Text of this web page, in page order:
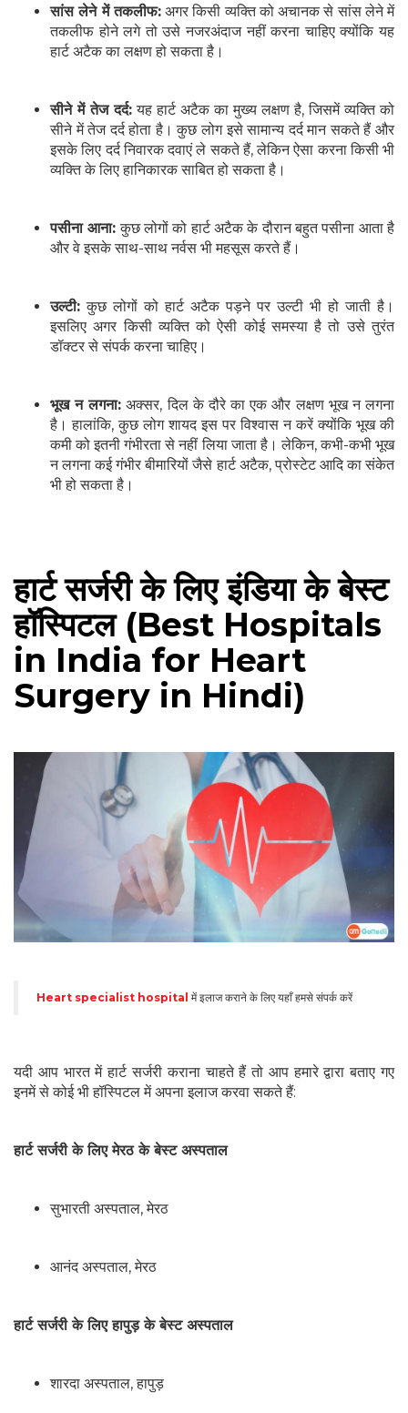
सांस लेने में तकलीफ:अगर किसी व्यक्ति को अचानक से सांस लेने में
तकलीफ होने लगे तो उसे नजरअंदाज नहीं करना चाहिए क्योंकि यह
हार्ट अटैक का लक्षण हो सकता है।
सीने में तेज दर्द: यह हार्ट अटैक का मुख्य लक्षण है, जिसमें व्यक्ति को
सीने में तेज दर्द होता है। कुछ लोग इसे सामान्य दर्द मान सकते हैं और
इसके लिए दर्द निवारक दवाएं ले सकते हैं, लेकिन ऐसा करना किसी भी
व्यक्ति के लिए हानिकारक साबित हो सकता है।
पसीना आना: कुछ लोगों को हार्ट अटैक के दौरान बहुत पसीना आता है
और वे इसके साथ-साथ नर्वस भी महसूस करते हैं।
उल्टी: कुछ लोगों को हार्ट अटैक पड़ने पर उल्टी भी हो जाती है।
इसलिए अगर किसी व्यक्ति को ऐसी कोई समस्या है तो उसे तुरंत
डॉक्टर से संपर्क करना चाहिए।
भूख न लगना: अक्सर, दिल के दौरे का एक और लक्षण भूख न लगना
है। हालांकि, कुछ लोग शायद इस पर विश्वास न करें क्योंकि भूख की
कमी को इतनी गंभीरता से नहीं लिया जाता है। लेकिन, कभी-कभी भूख
न लगना कई गंभीर बीमारियों जैसे हार्ट अटैक, प्रोस्टेट आदि का संकेत
भी हो सकता है।
हार्ट सर्जरी के लिए इंडिया के बेस्ट
हॉस्पिटल (Best Hospitals
in India for Heart
Surgery in Hindi)
Heart specialist hospital में इलाज कराने के लिए यहाँ हमसे संपर्क करें
यदी आप भारत में हार्ट सर्जरी कराना चाहते हैं तो आप हमारे द्वारा बताए गए
इनमें से कोई भी हॉस्पिटल में अपना इलाज करवा सकते हैं:
हार्ट सर्जरी के लिए मेरठ के बेस्ट अस्पताल
सुभारती अस्पताल, मेरठ
आनंद अस्पताल, मेरठ
हार्ट सर्जरी के लिए हापुड़ के बेस्ट अस्पताल
शारदा अस्पताल, हापुड़